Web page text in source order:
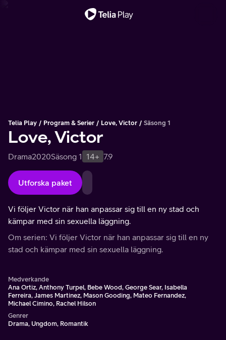
Telia Play Program & Serier Love, Victor Säsong 1
Love, Victor
Drama2020Säsong 1 14+ 7.9
Utforska paket
Vi följer Victor när han anpassar sig till en ny stad och
kämpar med sin sexuella läggning.
Om serien: Vi följer Victor när han anpassar sig till en ny
stad och kämpar med sin sexuella läggning.
Medverkande
Ana Ortiz, Anthony Turpel, Bebe Wood, George Sear, Isabella
Ferreira, James Martinez, Mason Gooding, Mateo Fernandez,
Michael Cimino, Rachel Hilson
Genrer
Drama, Ungdom, Romantik